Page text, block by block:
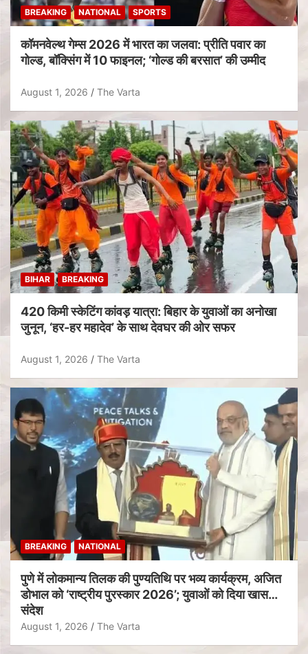
BREAKING NATIONAL SPORTS
कॉमनवेल्थ गेम्स 2026 में भारत का जलवा: प्रीति पवार का
गोल्ड, बॉक्सिंग में 10 फाइनल; ‘गोल्ड की बरसात’ की उम्मीद
August 1, 2026 The Varta
BIHAR BREAKING
420 किमी स्केटिंग कांवड़ यात्रा: बिहार के युवाओं का अनोखा
जुनून, ‘हर-हर महादेव’ के साथ देवघर की ओर सफर
August 1, 2026 The Varta
BREAKING NATIONAL
पुणे में लोकमान्य तिलक की पुण्यतिथि पर भव्य कार्यक्रम, अजित
डोभाल को ‘राष्ट्रीय पुरस्कार 2026’; युवाओं को दिया खास
संदेश
August 1, 2026 The Varta